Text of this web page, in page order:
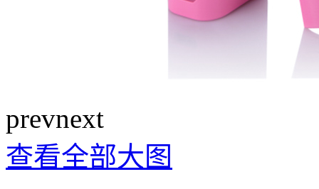
prevnext
查看全部大图